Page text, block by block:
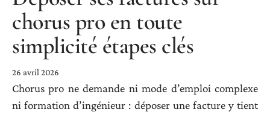
chorus pro en toute
simplicité étapes clés
26 avril 2026
Chorus pro ne demande ni mode d’emploi complexe
ni formation d’ingénieur : déposer une facture y tient